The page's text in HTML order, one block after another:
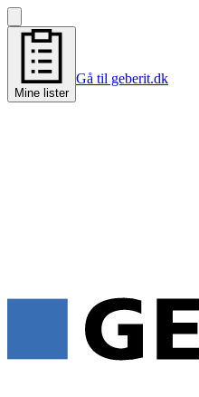
Mine lister
Gå til geberit.dk